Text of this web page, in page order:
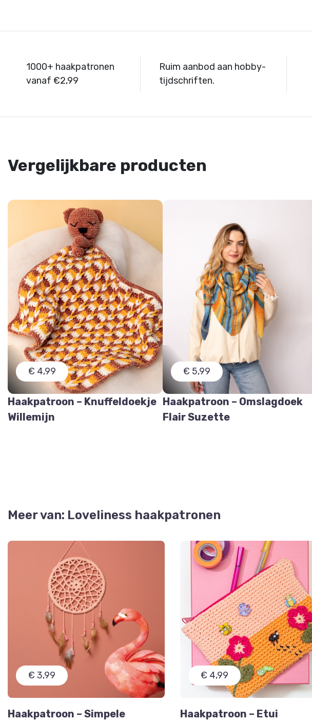
1000+ haakpatronen
vanaf €2,99
Ruim aanbod aan hobby-
tijdschriften.
Vergelijkbare producten
€ 4,99
Haakpatroon – Knuffeldoekje
Willemijn
€ 5,99
Haakpatroon – Omslagdoek
Flair Suzette
Meer van: Loveliness haakpatronen
€ 3,99
Haakpatroon – Simpele
€ 4,99
Haakpatroon – Etui